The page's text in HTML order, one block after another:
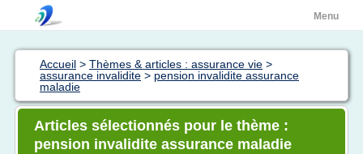
Menu
Accueil > Thèmes & articles : assurance vie >
assurance invalidite > pension invalidite assurance
maladie
Articles sélectionnés pour le thème :
pension invalidite assurance maladie